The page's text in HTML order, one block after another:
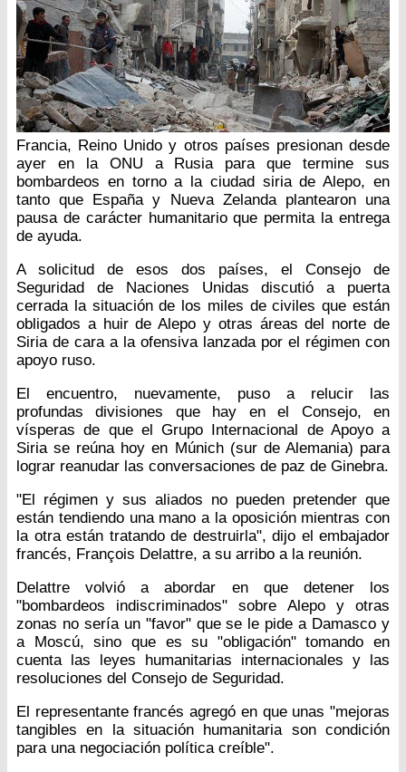
Francia, Reino Unido y otros países presionan desde
ayer en la ONU a Rusia para que termine sus
bombardeos en torno a la ciudad siria de Alepo, en
tanto que España y Nueva Zelanda plantearon una
pausa de carácter humanitario que permita la entrega
de ayuda.
A solicitud de esos dos países, el Consejo de
Seguridad de Naciones Unidas discutió a puerta
cerrada la situación de los miles de civiles que están
obligados a huir de Alepo y otras áreas del norte de
Siria de cara a la ofensiva lanzada por el régimen con
apoyo ruso.
El encuentro, nuevamente, puso a relucir las
profundas divisiones que hay en el Consejo, en
vísperas de que el Grupo Internacional de Apoyo a
Siria se reúna hoy en Múnich (sur de Alemania) para
lograr reanudar las conversaciones de paz de Ginebra.
"El régimen y sus aliados no pueden pretender que
están tendiendo una mano a la oposición mientras con
la otra están tratando de destruirla", dijo el embajador
francés, François Delattre, a su arribo a la reunión.
Delattre volvió a abordar en que detener los
"bombardeos indiscriminados" sobre Alepo y otras
zonas no sería un "favor" que se le pide a Damasco y
a Moscú, sino que es su "obligación" tomando en
cuenta las leyes humanitarias internacionales y las
resoluciones del Consejo de Seguridad.
El representante francés agregó en que unas "mejoras
tangibles en la situación humanitaria son condición
para una negociación política creíble".